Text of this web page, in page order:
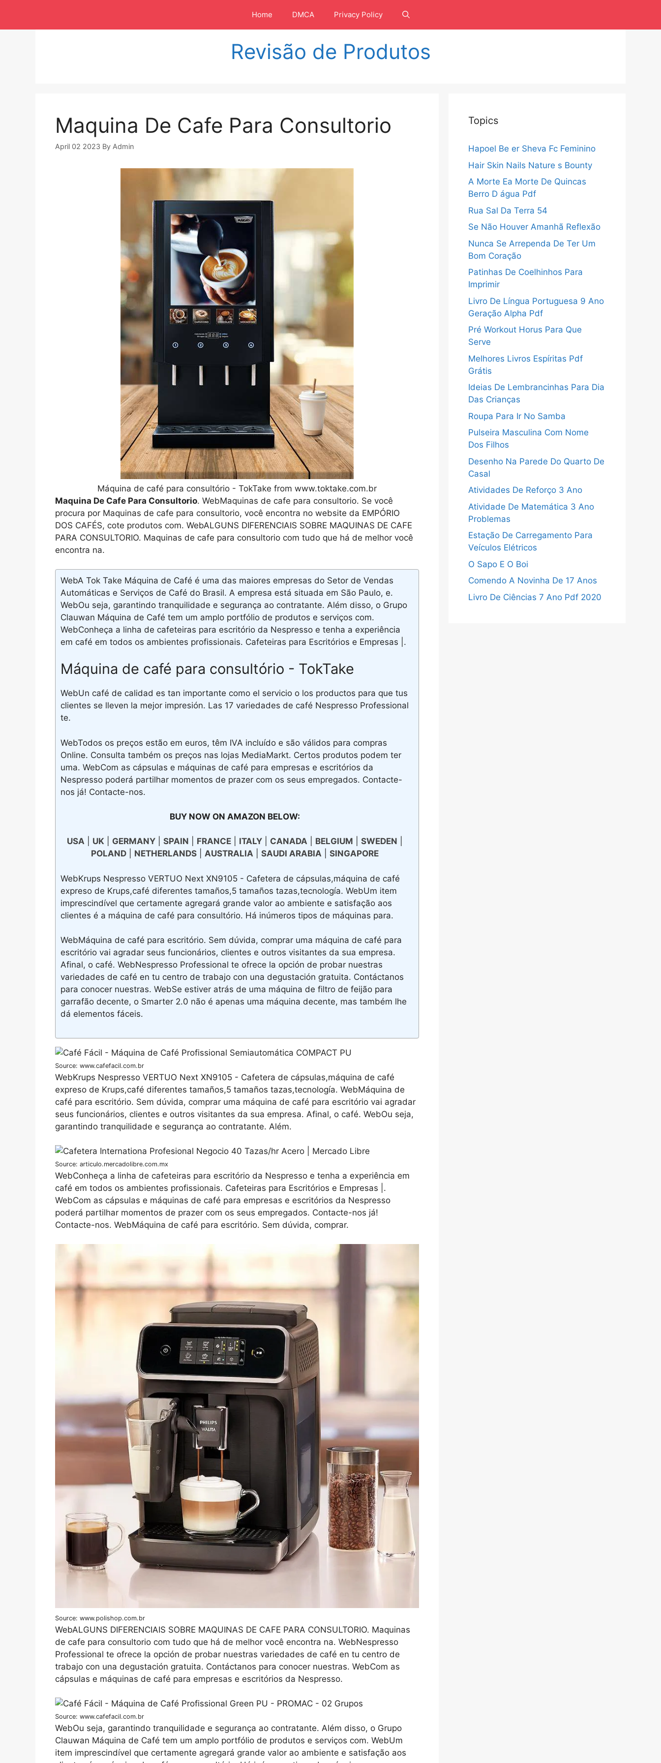
isi
Home DMCA Privacy Policy
Revisão de Produtos
Maquina De Cafe Para Consultorio
April 02 2023 By Admin
Máquina de café para consultório - TokTake from www.toktake.com.br
Maquina De Cafe Para Consultorio. WebMaquinas de cafe para consultorio. Se você
procura por Maquinas de cafe para consultorio, você encontra no website da EMPÓRIO
DOS CAFÉS, cote produtos com. WebALGUNS DIFERENCIAIS SOBRE MAQUINAS DE CAFE
PARA CONSULTORIO. Maquinas de cafe para consultorio com tudo que há de melhor você
encontra na.
WebA Tok Take Máquina de Café é uma das maiores empresas do Setor de Vendas
Automáticas e Serviços de Café do Brasil. A empresa está situada em São Paulo, e.
WebOu seja, garantindo tranquilidade e segurança ao contratante. Além disso, o Grupo
Clauwan Máquina de Café tem um amplo portfólio de produtos e serviços com.
WebConheça a linha de cafeteiras para escritório da Nespresso e tenha a experiência
em café em todos os ambientes profissionais. Cafeteiras para Escritórios e Empresas |.
Máquina de café para consultório - TokTake
WebUn café de calidad es tan importante como el servicio o los productos para que tus
clientes se lleven la mejor impresión. Las 17 variedades de café Nespresso Professional
te.
WebTodos os preços estão em euros, têm IVA incluído e são válidos para compras
Online. Consulta também os preços nas lojas MediaMarkt. Certos produtos podem ter
uma. WebCom as cápsulas e máquinas de café para empresas e escritórios da
Nespresso poderá partilhar momentos de prazer com os seus empregados. Contacte-
nos já! Contacte-nos.
BUY NOW ON AMAZON BELOW:
USA| UK| GERMANY| SPAIN FRANCE| ITALY| CANADA| BELGIUM SWEDEN
POLAND| NETHERLANDS| AUSTRALIA| SAUDI ARABIA| SINGAPORE
WebKrups Nespresso VERTUO Next XN9105 - Cafetera de cápsulas,máquina de café
expreso de Krups,café diferentes tamaños,5 tamaños tazas,tecnología. WebUm item
imprescindível que certamente agregará grande valor ao ambiente e satisfação aos
clientes é a máquina de café para consultório. Há inúmeros tipos de máquinas para.
WebMáquina de café para escritório. Sem dúvida, comprar uma máquina de café para
escritório vai agradar seus funcionários, clientes e outros visitantes da sua empresa.
Afinal, o café. WebNespresso Professional te ofrece la opción de probar nuestras
variedades de café en tu centro de trabajo con una degustación gratuita. Contáctanos
para conocer nuestras. WebSe estiver atrás de uma máquina de filtro de feijão para
garrafão decente, o Smarter 2.0 não é apenas uma máquina decente, mas também lhe
dá elementos fáceis.
Source: www.cafefacil.com.br
WebKrups Nespresso VERTUO Next XN9105 - Cafetera de cápsulas,máquina de café
expreso de Krups,café diferentes tamaños,5 tamaños tazas,tecnología. WebMáquina de
café para escritório. Sem dúvida, comprar uma máquina de café para escritório vai agradar
seus funcionários, clientes e outros visitantes da sua empresa. Afinal, o café. WebOu seja,
garantindo tranquilidade e segurança ao contratante. Além.
Source: articulo.mercadolibre.com.mx
WebConheça a linha de cafeteiras para escritório da Nespresso e tenha a experiência em
café em todos os ambientes profissionais. Cafeteiras para Escritórios e Empresas |.
WebCom as cápsulas e máquinas de café para empresas e escritórios da Nespresso
poderá partilhar momentos de prazer com os seus empregados. Contacte-nos já!
Contacte-nos. WebMáquina de café para escritório. Sem dúvida, comprar.
Source: www.polishop.com.br
WebALGUNS DIFERENCIAIS SOBRE MAQUINAS DE CAFE PARA CONSULTORIO. Maquinas
de cafe para consultorio com tudo que há de melhor você encontra na. WebNespresso
Professional te ofrece la opción de probar nuestras variedades de café en tu centro de
trabajo con una degustación gratuita. Contáctanos para conocer nuestras. WebCom as
cápsulas e máquinas de café para empresas e escritórios da Nespresso.
Source: www.cafefacil.com.br
WebOu seja, garantindo tranquilidade e segurança ao contratante. Além disso, o Grupo
Clauwan Máquina de Café tem um amplo portfólio de produtos e serviços com. WebUm
item imprescindível que certamente agregará grande valor ao ambiente e satisfação aos
Topics
Hapoel Be er Sheva Fc Feminino
Hair Skin Nails Nature s Bounty
A Morte Ea Morte De Quincas
Berro D água Pdf
Rua Sal Da Terra 54
Se Não Houver Amanhã Reflexão
Nunca Se Arrependa De Ter Um
Bom Coração
Patinhas De Coelhinhos Para
Imprimir
Livro De Língua Portuguesa 9 Ano
Geração Alpha Pdf
Pré Workout Horus Para Que
Serve
Melhores Livros Espíritas Pdf
Grátis
Ideias De Lembrancinhas Para Dia
Das Crianças
Roupa Para Ir No Samba
Pulseira Masculina Com Nome
Dos Filhos
Desenho Na Parede Do Quarto De
Casal
Atividades De Reforço 3 Ano
Atividade De Matemática 3 Ano
Problemas
Estação De Carregamento Para
Veículos Elétricos
O Sapo E O Boi
Comendo A Novinha De 17 Anos
Livro De Ciências 7 Ano Pdf 2020